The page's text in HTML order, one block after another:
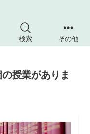
検索 その他
授業がありま